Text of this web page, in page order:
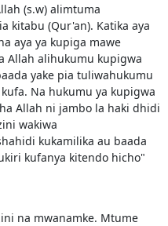
(s.w) alimtuma
kitabu (Qur'an). Katika aya
aya ya kupiga mawe
Allah alihukumu kupigwa
yake pia tuliwahukumu
Na hukumu ya kupigwa
Allah ni jambo la haki dhidi
wakiwa
kukamilika au baada
kufanya kitendo hicho"
na mwanamke. Mtume